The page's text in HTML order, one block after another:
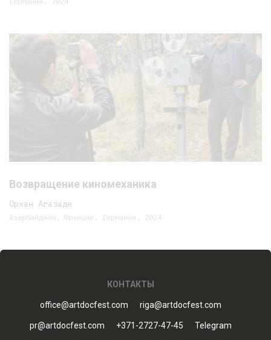
Возвращение киномеханика
Орхан Агазаде
Азербайджан, Франция, Германия, 2024
КОНТАКТЫ
office@artdocfest.com riga@artdocfest.com
pr@artdocfest.com +371-2727-47-45 Telegram